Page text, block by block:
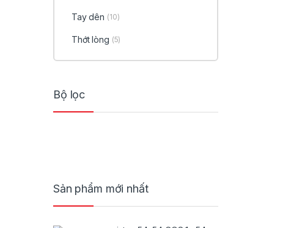
Tay dên (10)
Thớt lòng (5)
Bộ lọc
Sản phẩm mới nhất